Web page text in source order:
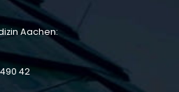
Aachen:
42